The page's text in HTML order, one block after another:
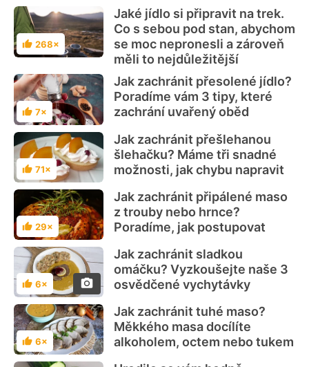
Hodnocení
268×
Jaké jídlo si připravit na trek.
Co s sebou pod stan, abychom
se moc nepronesli a zároveň
měli to nejdůležitější
Hodnocení
7×
Jak zachránit přesolené jídlo?
Poradíme vám 3 tipy, které
zachrání uvařený oběd
Hodnocení
71×
Jak zachránit přešlehanou
šlehačku? Máme tři snadné
možnosti, jak chybu napravit
Hodnocení
29×
Jak zachránit připálené maso
z trouby nebo hrnce?
Poradíme, jak postupovat
Hodnocení
6×
Jak zachránit sladkou
omáčku? Vyzkoušejte naše 3
osvědčené vychytávky
Hodnocení
6×
Jak zachránit tuhé maso?
Měkkého masa docílíte
alkoholem, octem nebo tukem